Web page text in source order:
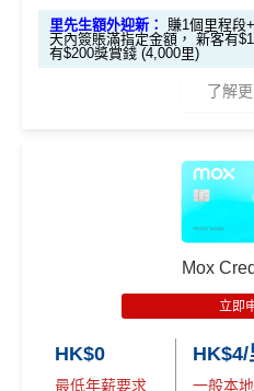
中銀 Ch
eers Vis
a Infinite
K
$1
2,0
分 ($90
0 / 15,0
00里)
15萬分
($600 /
10,000
里)
*額外獎賞適用於持有「私人財富」
卡客戶。
里先生推廣碼：
✅申請完填MrMiles.hk/
里賞金@
簽HK$5,000：賺高
簽HK$40,000：賺
簽HK$110,000：賺
里)
基本里數同埋近新里數存入時
Asia Miles迎新
里先生額外迎新： 賺1個里程段
天內簽賬滿指定金額， 新客有
有$200獎賞錢 (4,000里)
了解
*本地交通出行簽賬、本地咖
娛樂平台簽賬高達2.5%回贈，
滙豐EveryMile信用卡
pply
Mox
立即
HK$0
最低年薪要求
HK$4/
一般本